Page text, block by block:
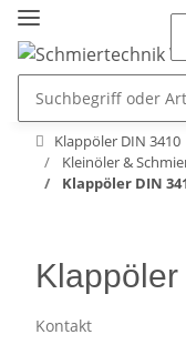
Klappöler DIN 3410
Kleinöler &
Klappöler DIN
Kontakt